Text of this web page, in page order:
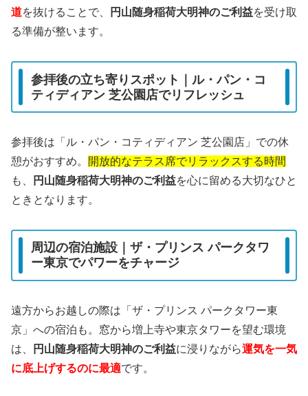
道を抜けることで、 円山随身稲荷大明神のご利益を受け取
る準備が整います。
参拝後の立ち寄りスポット｜ル・パン・コ
ティディアン 芝公園店でリフレッシュ
参拝後は「ル・パン・コティディアン 芝公園店」での休
憩がおすすめ。
開放的なテラス席でリラックスする時間
も、
円山随身稲荷大明神のご利益を心に留める大切なひと
ときとなります。
周辺の宿泊施設｜ザ・プリンス パークタワ
ー東京でパワーをチャージ
遠方からお越しの際は「ザ・プリンス パークタワー東
京」への宿泊も。窓から増上寺や東京タワーを望む環境
は、
円山随身稲荷大明神のご利益に浸りながら運気を一気
に底上げするのに最適です。